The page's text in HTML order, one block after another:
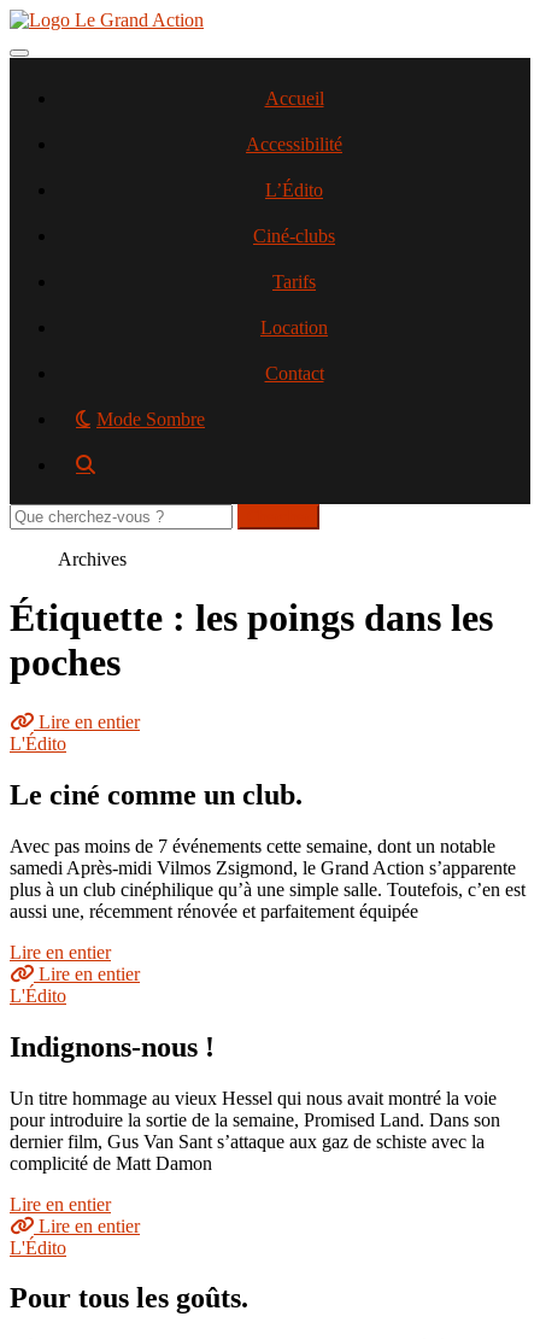
Aller
contenu
Toggle navigation
Accueil
Accessibilité
L’Édito
Ciné-clubs
Tarifs
Location
Contact
Mode Sombre
Rechercher
sur
Archives
Étiquette : les poings dans les
poches
Lire en entier
L'Édito
Le ciné comme un club.
Avec pas moins de 7 événements cette semaine, dont un notable
samedi Après-midi Vilmos Zsigmond, le Grand Action s’apparente
plus à un club cinéphilique qu’à une simple salle. Toutefois, c’en est
aussi une, récemment rénovée et parfaitement équipée
Lire en entier
Lire en entier
L'Édito
Indignons-nous !
Un titre hommage au vieux Hessel qui nous avait montré la voie
pour introduire la sortie de la semaine, Promised Land. Dans son
dernier film, Gus Van Sant s’attaque aux gaz de schiste avec la
complicité de Matt Damon
Lire en entier
Lire en entier
L'Édito
Pour tous les goûts.